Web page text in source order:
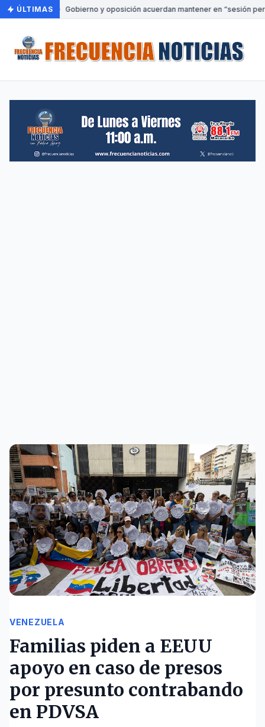
ÚLTIMAS Gobierno y oposición acuerdan mantener en “sesión
VENEZUELA
Familias piden a EEUU
apoyo en caso de presos
por presunto contrabando
en PDVSA